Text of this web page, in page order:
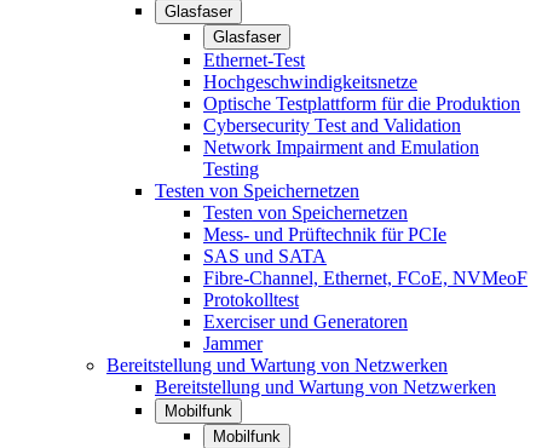
Glasfaser
Glasfaser
Ethernet-Test
Hochgeschwindigkeitsnetze
Optische Testplattform für die Produktion
Cybersecurity Test and Validation
Network Impairment and Emulation
Testing
Testen von Speichernetzen
Testen von Speichernetzen
Mess- und Prüftechnik für PCIe
SAS und SATA
Fibre-Channel, Ethernet, FCoE, NVMeoF
Protokolltest
Exerciser und Generatoren
Jammer
Bereitstellung und Wartung von Netzwerken
Bereitstellung und Wartung von Netzwerken
Mobilfunk
Mobilfunk